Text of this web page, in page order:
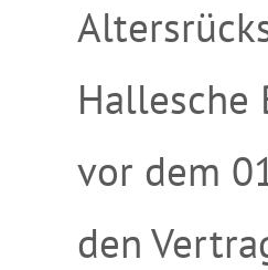
Hallesche
vor dem
den